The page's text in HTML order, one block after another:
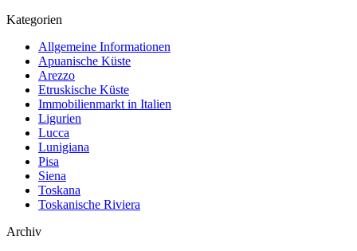
Kategorien
Allgemeine Informationen
Apuanische Küste
Arezzo
Etruskische Küste
Immobilienmarkt in Italien
Ligurien
Lucca
Lunigiana
Pisa
Siena
Toskana
Toskanische Riviera
Archiv